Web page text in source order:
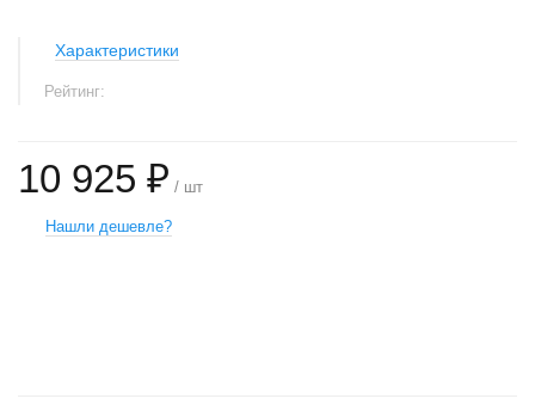
Характеристики
Рейтинг:
10 925 ₽ / шт
Нашли дешевле?